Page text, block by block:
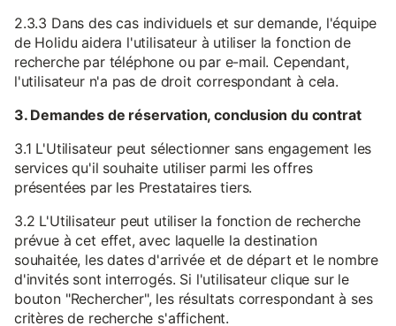
2.3.3 Dans des cas individuels et sur demande, l'équipe
de Holidu aidera l'utilisateur à utiliser la fonction de
recherche par téléphone ou par e-mail. Cependant,
l'utilisateur n'a pas de droit correspondant à cela.
3. Demandes de réservation, conclusion du contrat
3.1 L'Utilisateur peut sélectionner sans engagement les
services qu'il souhaite utiliser parmi les offres
présentées par les Prestataires tiers.
3.2 L'Utilisateur peut utiliser la fonction de recherche
prévue à cet effet, avec laquelle la destination
souhaitée, les dates d'arrivée et de départ et le nombre
d'invités sont interrogés. Si l'utilisateur clique sur le
bouton "Rechercher", les résultats correspondant à ses
critères de recherche s'affichent.